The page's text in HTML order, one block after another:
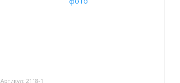
Артикул: 2118-1